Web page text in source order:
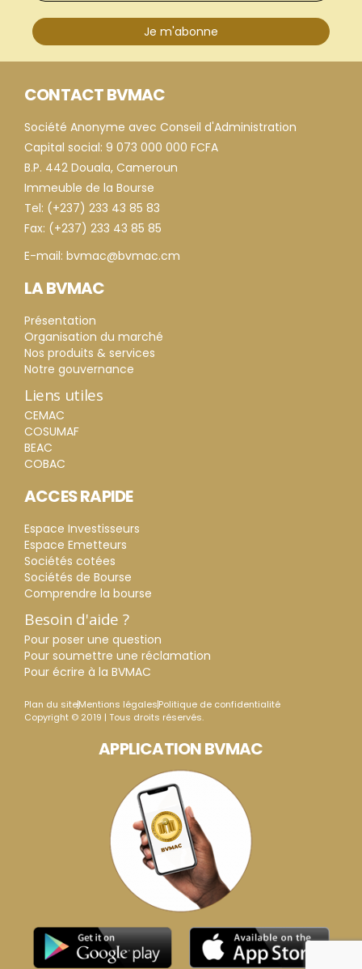
Je m'abonne
CONTACT BVMAC
Société Anonyme avec Conseil d'Administration
Capital social: 9 073 000 000 FCFA
B.P. 442 Douala, Cameroun
Immeuble de la Bourse
Tel: (+237) 233 43 85 83
Fax: (+237) 233 43 85 85
E-mail: bvmac@bvmac.cm
LA BVMAC
Présentation
Organisation du marché
Nos produits & services
Notre gouvernance
Liens utiles
CEMAC
COSUMAF
BEAC
COBAC
ACCES RAPIDE
Espace Investisseurs
Espace Emetteurs
Sociétés cotées
Sociétés de Bourse
Comprendre la bourse
Besoin d'aide ?
Pour poser une question
Pour soumettre une réclamation
Pour écrire à la BVMAC
Plan du siteMentions légalesPolitique de confidentialité
Copyright © 2019 | Tous droits réservés.
APPLICATION BVMAC